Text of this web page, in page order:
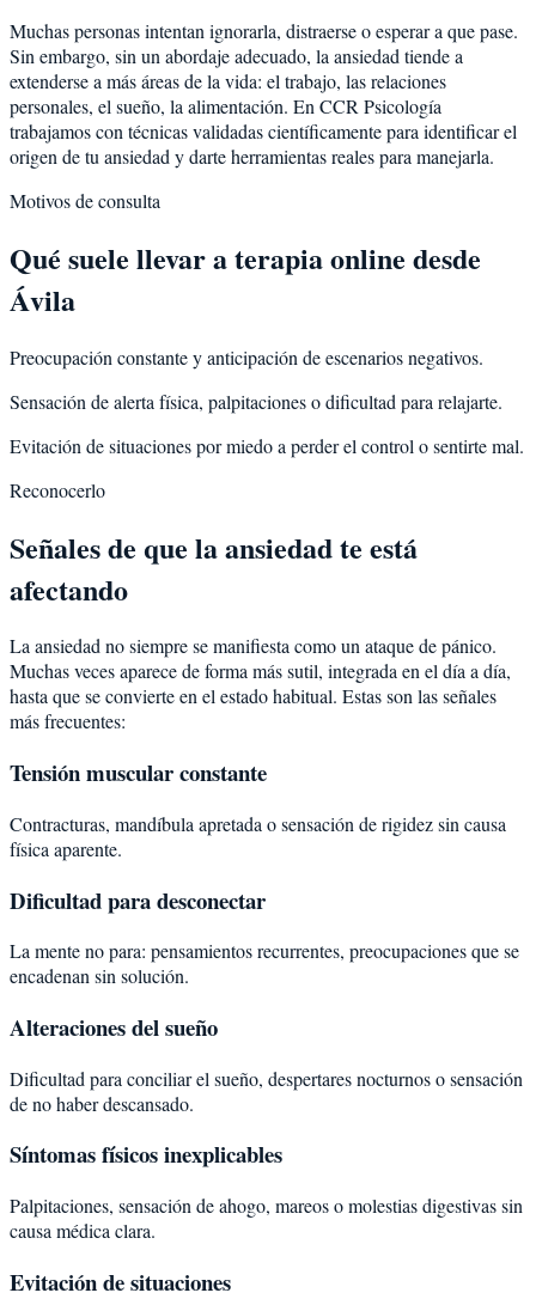
Muchas personas intentan ignorarla, distraerse o esperar a que pase.
Sin embargo, sin un abordaje adecuado, la ansiedad tiende a
extenderse a más áreas de la vida: el trabajo, las relaciones
personales, el sueño, la alimentación. En CCR Psicología
trabajamos con técnicas validadas científicamente para identificar el
origen de tu ansiedad y darte herramientas reales para manejarla.
Motivos de consulta
Qué suele llevar a terapia online desde
Ávila
Preocupación constante y anticipación de escenarios negativos.
Sensación de alerta física, palpitaciones o dificultad para relajarte.
Evitación de situaciones por miedo a perder el control o sentirte mal.
Reconocerlo
Señales de que la ansiedad te está
afectando
La ansiedad no siempre se manifiesta como un ataque de pánico.
Muchas veces aparece de forma más sutil, integrada en el día a día,
hasta que se convierte en el estado habitual. Estas son las señales
más frecuentes:
Tensión muscular constante
Contracturas, mandíbula apretada o sensación de rigidez sin causa
física aparente.
Dificultad para desconectar
La mente no para: pensamientos recurrentes, preocupaciones que se
encadenan sin solución.
Alteraciones del sueño
Dificultad para conciliar el sueño, despertares nocturnos o sensación
de no haber descansado.
Síntomas físicos inexplicables
Palpitaciones, sensación de ahogo, mareos o molestias digestivas sin
causa médica clara.
Evitación de situaciones